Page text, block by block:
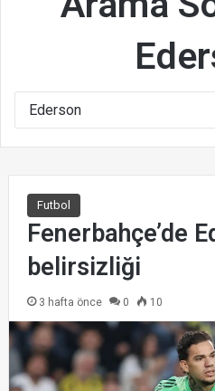
Futbol
Fenerbahçe’de
belirsizliği
3 hafta önce 0 10